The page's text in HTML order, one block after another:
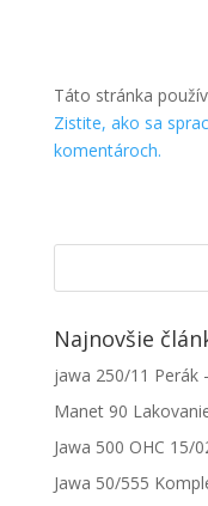
Táto stránka
Zistite, ako sa
komentároch.
Najnovšie
jawa 250/11 Perák
Manet 90
Jawa 500 OHC 15/
Jawa 50/555